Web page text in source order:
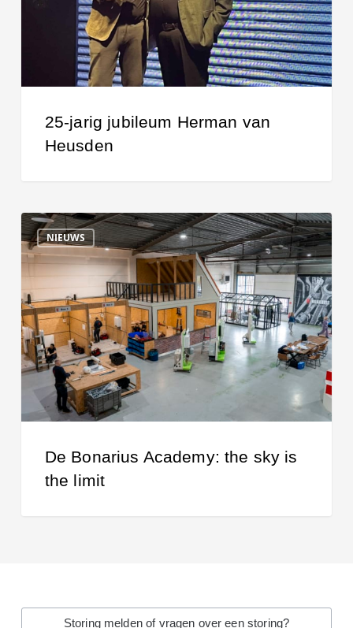
25-jarig jubileum Herman van
Heusden
NIEUWS
De
Bonarius
Academy:
sky
is
the
limit
De Bonarius Academy: the sky is
the limit
Storing melden of vragen over een storing?